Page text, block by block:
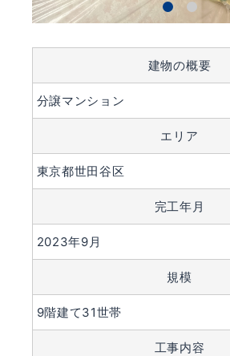
建物の概要
分譲マンション
エリア
東京都世田谷区
完工年月
2023年9月
規模
9階建て31世帯
工事内容